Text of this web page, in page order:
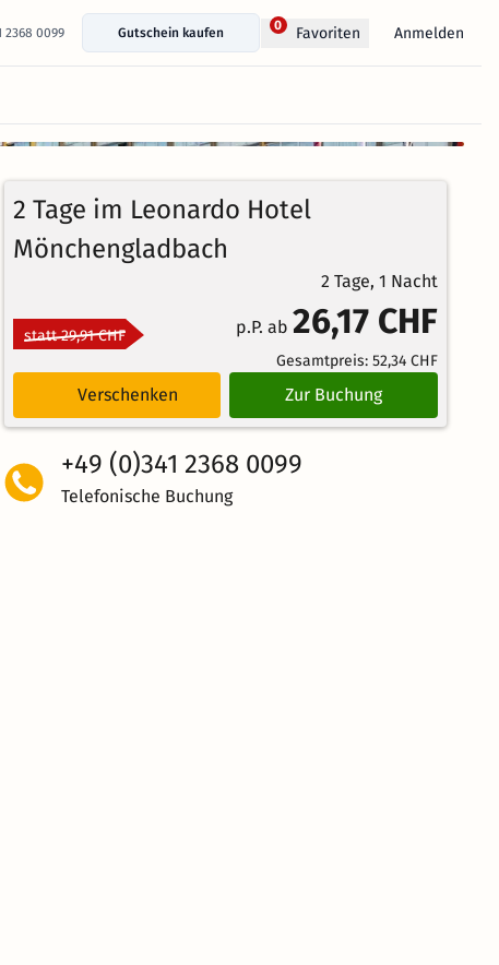
2368 0099 Gutschein kaufen
0 Favoriten Anmelden
2 Tage im Leonardo Hotel
Mönchengladbach
2 Tage, 1 Nacht
statt 29,91 CHF p.P. ab 26,17 CHF
Gesamtpreis: 52,34 CHF
Verschenken Zur Buchung
+49 (0)341 2368 0099
Telefonische Buchung